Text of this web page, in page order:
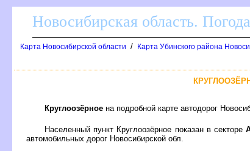
Новосибирская область.
Карта Новосибирской области / Карта Убинского района
Круглоозёрное на подробной карте автодорог
Населенный пункт Круглоозёрное показан в секторе
автомобильных дорог Новосибирской обл.